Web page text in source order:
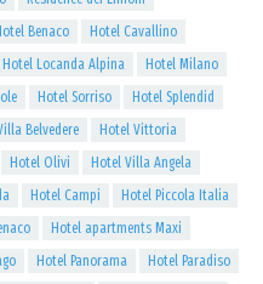
Benaco
Hotel Cavallino
Hotel Locanda Alpina
Hotel Milano
Hotel Sorriso
Hotel Splendid
Belvedere
Hotel Vittoria
Hotel Olivi
Hotel Villa Angela
Hotel Campi
Hotel Piccola Italia
Hotel apartments Maxi
Hotel Panorama
Hotel Paradiso